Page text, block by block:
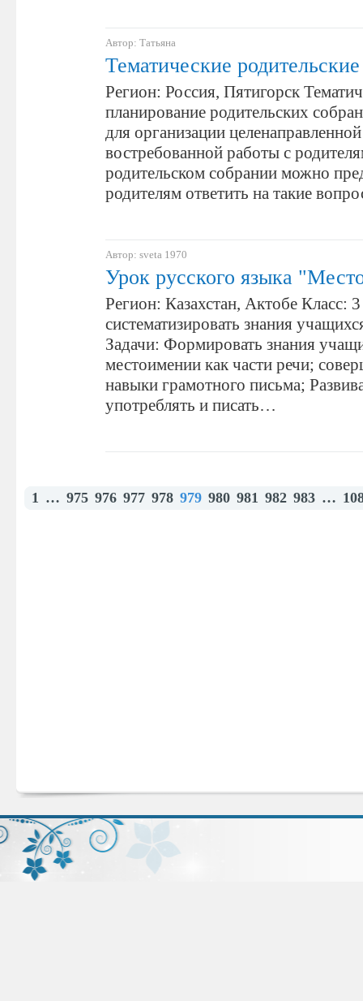
Автор: Татьяна
Тематические
Регион: Россия, Пятигорск
планирование родительских
для организации
востребованной работы с
родительском собрании можно
родителям ответить на такие
Автор: sveta 1970
Урок русского языка
Регион: Казахстан, Актобе Класс:
систематизировать знания
Задачи: Формировать знания
местоимении как части речи;
навыки грамотного письма;
употреблять и писать…
1 … 975 976 977 978 979 980 981 982 983 …